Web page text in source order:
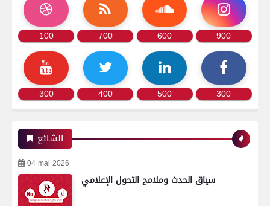
100 700 600 900
300 400 500 300
الشائع
04 mai 2026
سياق الحدث وملامح التحول الإعلامي